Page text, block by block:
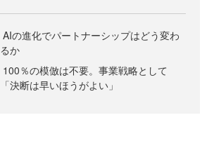
AIの進化でパートナーシップはどう変わ
るか
100％の模倣は不要。事業戦略として
「決断は早いほうがよい」